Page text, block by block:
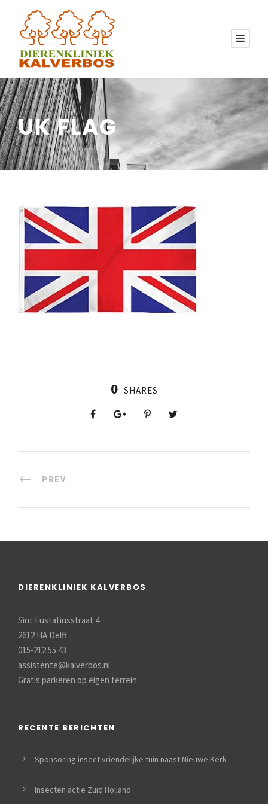
UK FLAG
0 SHARES
PREV
DIERENKLINIEK KALVERBOS
Sint Eustatiusstraat 4
2612 HA Delft
015-212 55 43
assistente@kalverbos.nl
Gratis parkeren op eigen terrein.
RECENTE BERICHTEN
Sponsoring insect vriendelijke tuin naast Nieuwe Kerk
Insecten actie Zuid Holland